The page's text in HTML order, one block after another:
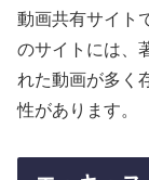
動画共有サイト
のサイトには、
れた動画が多く
性があります。